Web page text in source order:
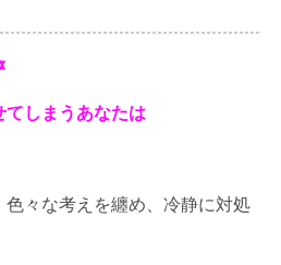
しまうあなたは
々な考えを纏め、冷静に対処